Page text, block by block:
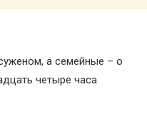
а семейные – о
четыре часа